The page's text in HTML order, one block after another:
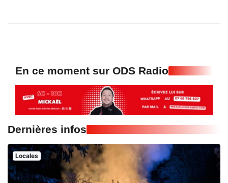
En ce moment sur ODS Radio
Dernières infos
Locales